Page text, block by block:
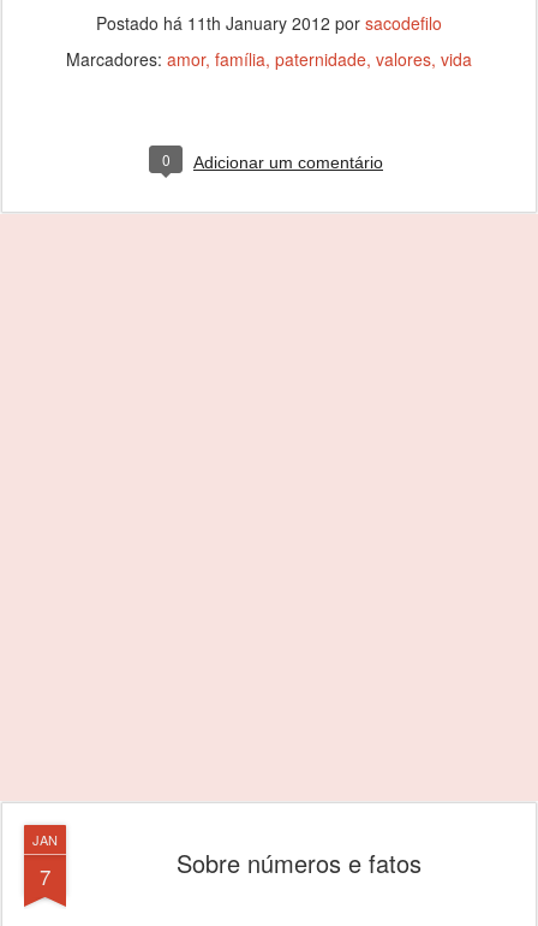
Postado há 11th January 2012 por sacodefilo
Marcadores: amor família paternidade valores vida
0 Adicionar um comentário
JAN
7 Sobre números e fatos